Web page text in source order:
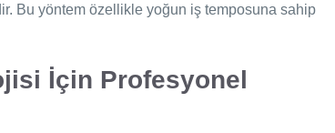
Bu yöntem özellikle yoğun iş temposuna sahip
İçin Profesyonel